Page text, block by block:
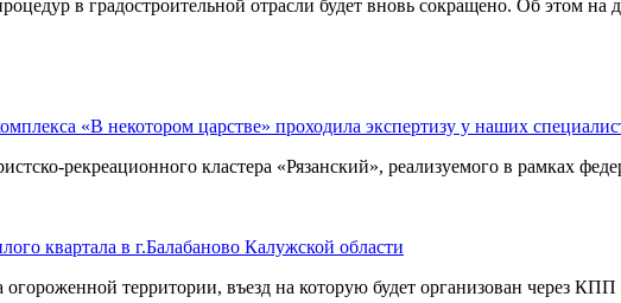
в градостроительной отрасли будет вновь сокращено. Об этом
«В некотором царстве» проходила экспертизу у наших
рекреационного кластера «Рязанский», реализуемого в рамках
квартала в г.Балабаново Калужской области
территории, въезд на которую будет организован через